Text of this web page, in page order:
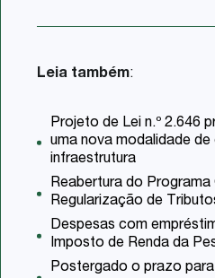
Leia também:
Projeto de Lei n.º 2.646
uma nova modalidade de
infraestrutura
Reabertura do Programa
Regularização de
Despesas com
Imposto de Renda da
Postergado o prazo